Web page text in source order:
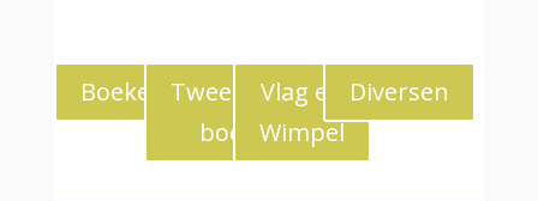
Boeken
Tweedekans
boeken
Vlag en
Wimpel
Diversen